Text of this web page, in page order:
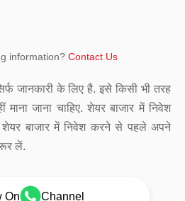
information? Contact Us
जानकारी के लिए है. इसे किसी भी तरह
जाना चाहिए. शेयर बाजार में निवेश
शेयर बाजार में निवेश करने से पहले अपने
लें.
On Channel